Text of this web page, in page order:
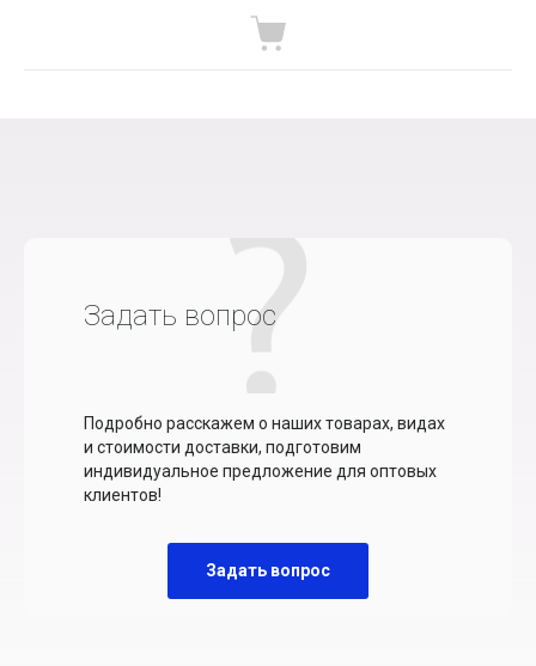
Задать вопрос
Подробно расскажем о наших товарах, видах
и стоимости доставки, подготовим
индивидуальное предложение для оптовых
клиентов!
Задать вопрос